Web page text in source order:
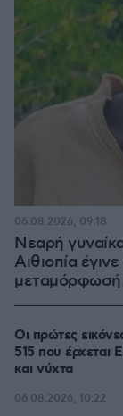
Νεαρή
Αιθιοπία
μεταμόρφωσή
06.08.2026, 09:18
Οι πρώτες
515 που έρχεται
και νύχτα
06.08.2026, 10:22